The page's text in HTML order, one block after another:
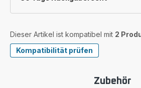
Dieser Artikel ist kompatibel mit 2
Kompatibilität prüfen
Zubehör